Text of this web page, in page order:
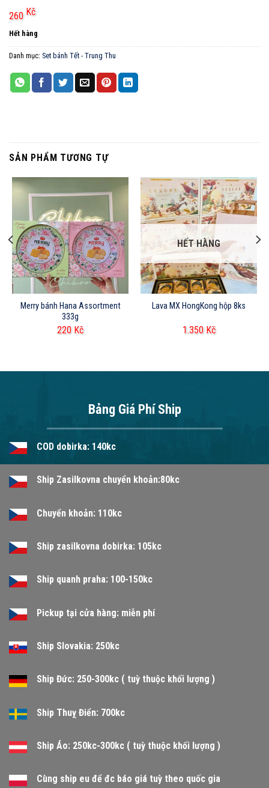
260 Kč
Hết hàng
Danh mục: Set bánh Tết - Trung Thu
SẢN PHẨM TƯƠNG TỰ
Merry bánh Hana Assortment
333g
220 Kč
HẾT HÀNG
Lava MX HongKong hộp 8ks
1.350 Kč
Bảng Giá Phí Ship
COD dobirka: 140kc
Ship Zasilkovna chuyển khoản:80kc
Chuyển khoản: 110kc
Ship zasilkovna dobirka: 105kc
Ship quanh praha: 100-150kc
Pickup tại cửa hàng: miễn phí
Ship Slovakia: 250kc
Ship Đức: 250-300kc ( tuỳ thuộc khối lượng )
Ship Thuỵ Điển: 700kc
Ship Áo: 250kc-300kc ( tuỳ thuộc khối lượng )
Cùng ship eu để đc báo giá tuỳ theo quốc gia